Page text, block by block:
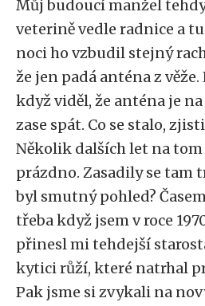
Můj budoucí manžel
veterině vedle radnice a
noci ho vzbudil stejný
že jen padá anténa z
když viděl, že anténa je
zase spát. Co se stalo,
Několik dalších let na
prázdno. Zasadily se tam
byl smutný pohled?
třeba když jsem v roce
přinesl mi tehdejší
kytici růží, které natrhal
Pak jsme si zvykali na